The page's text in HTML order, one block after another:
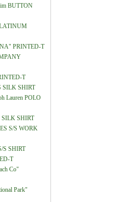
BUTTON
PRINTED-T
T
SILK SHIRT
Lauren POLO
SILK SHIRT
S/S WORK
S SHIRT
T
Co"
Park"